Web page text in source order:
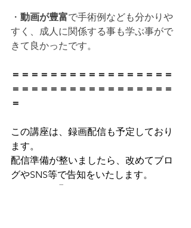
・ 動画が豊富で手術例なども分かりや
すく、成人に関係する事も学ぶ事がで
きて良かったです。
＝＝＝＝＝＝＝＝＝＝＝＝＝＝＝＝＝
＝＝＝＝＝＝＝＝＝＝＝＝＝＝＝＝＝
＝
この講座は、録画配信も予定しており
ます。
配信準備が整いましたら、改めてブロ
グやSNS等で告知をいたします。
よろしくお願いいたします。